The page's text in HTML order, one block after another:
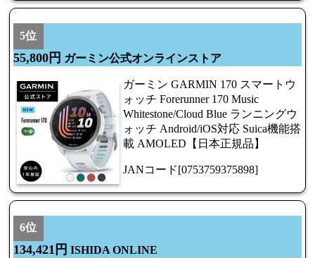
5位
55,800円 ガーミン公式オンラインストア
ガーミン GARMIN 170 スマートウ
ォッチ Forerunner 170 Music
Whitestone/Cloud Blue ランニングウ
ォッチ Android/iOS対応 Suica機能搭
載 AMOLED【日本正規品】
JANコード[0753759375898]
6位
134,421円 ISHIDA ONLINE